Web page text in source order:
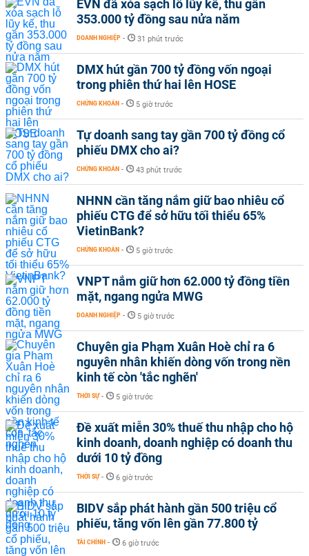
EVN đã xóa sạch lỗ lũy kế, thu gần
353.000 tỷ đồng sau nửa năm
DOANH NGHIỆP - 31 phút trước
DMX hút gần 700 tỷ đồng vốn ngoại
trong phiên thứ hai lên HOSE
CHỨNG KHOÁN - 5 giờ trước
Tự doanh sang tay gần 700 tỷ đồng cổ
phiếu DMX cho ai?
CHỨNG KHOÁN - 43 phút trước
NHNN cần tăng nắm giữ bao nhiêu cổ
phiếu CTG để sở hữu tối thiểu 65%
VietinBank?
CHỨNG KHOÁN - 5 giờ trước
VNPT nắm giữ hơn 62.000 tỷ đồng tiền
mặt, ngang ngửa MWG
DOANH NGHIỆP - 5 giờ trước
Chuyên gia Phạm Xuân Hoè chỉ ra 6
nguyên nhân khiến dòng vốn trong nền
kinh tế còn 'tắc nghẽn'
THỜI SỰ - 5 giờ trước
Đề xuất miễn 30% thuế thu nhập cho hộ
kinh doanh, doanh nghiệp có doanh thu
dưới 10 tỷ đồng
THỜI SỰ - 6 giờ trước
BIDV sắp phát hành gần 500 triệu cổ
phiếu, tăng vốn lên gần 77.800 tỷ
TÀI CHÍNH - 6 giờ trước